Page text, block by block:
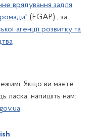
врядування задля
(EGAP) , за
агенції розвитку та
Якщо ви маєте
ласка, напишіть нам: